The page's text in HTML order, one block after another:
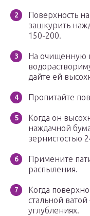
Поверхность
зашкурить
150-200.
На очищенную
дайте ей
Пропитайте
Когда он
наждачной
зернистостью
Примените
распыления.
Когда
стальной ватой
углублениях.